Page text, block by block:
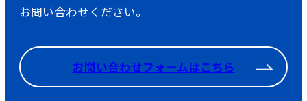
お問い合わせください。
お問い合わせフォームはこちら